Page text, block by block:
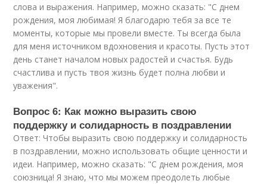
слова и выражения. Например, можно сказать: "С днем
рождения, моя любимая! Я благодарю тебя за все те
моменты, которые мы провели вместе. Ты всегда была
для меня источником вдохновения и красоты. Пусть этот
день станет началом новых радостей и счастья. Будь
счастлива и пусть твоя жизнь будет полна любви и
уважения".
Вопрос 6: Как можно выразить свою
поддержку и солидарность в поздравлении
Ответ: Чтобы выразить свою поддержку и солидарность
в поздравлении, можно использовать общие ценности и
идеи. Например, можно сказать: "С днем рождения, моя
союзница! Я знаю, что мы можем преодолеть любые